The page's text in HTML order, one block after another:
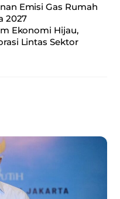
Emisi Gas Rumah
2027
Ekonomi Hijau,
Lintas Sektor